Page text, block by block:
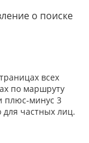
указать:
о поиске
всех
по маршруту
плюс-минус 3
частных лиц.